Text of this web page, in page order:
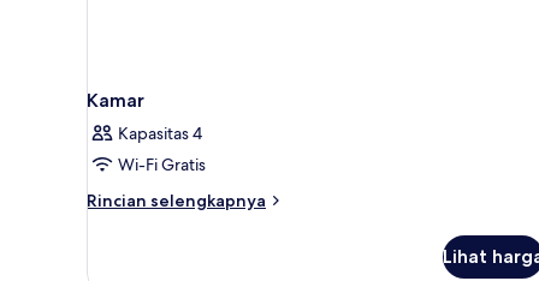
Kamar
Kapasitas 4
Wi-Fi Gratis
Rincian selengkapnya
Rincian
Lihat